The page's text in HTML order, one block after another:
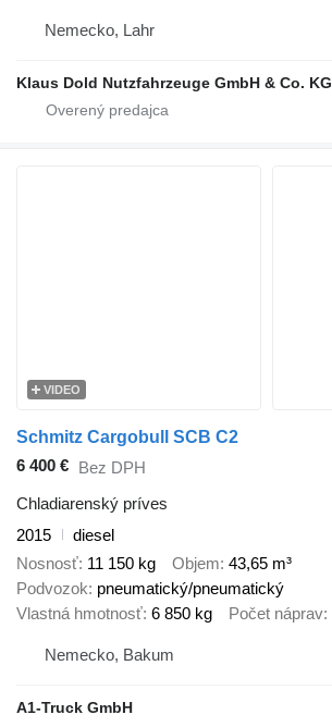
Nemecko, Lahr
Klaus Dold Nutzfahrzeuge GmbH & Co. KG
VIDEO
Schmitz Cargobull SCB C2
6 400 € Bez DPH
Chladiarenský príves
2015
diesel
Nosnosť 11 150 kg Objem 43,65 m³
Podvozok pneumatický/pneumatický
Vlastná hmotnosť 6 850 kg Počet náprav
Nemecko, Bakum
A1-Truck GmbH